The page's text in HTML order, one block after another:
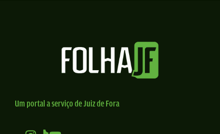
Um portal a serviço de Juiz de Fora